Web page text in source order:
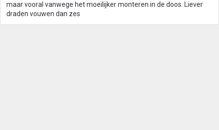
maar vooral vanwege het moeilijker monteren in de doos. Liever
draden vouwen dan zes